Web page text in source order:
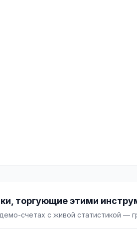
торгующие этими
счетах с живой статистикой —